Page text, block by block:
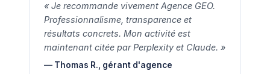
« Je recommande vivement Agence GEO.
Professionnalisme, transparence et
résultats concrets. Mon activité est
maintenant citée par Perplexity et Claude. »
— Thomas R., gérant d'agence